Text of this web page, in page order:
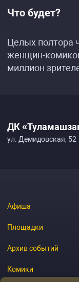
Что будет?
Целых полтора
женщин-
миллион
ДК
ул. Демидовская, 52
Афиша
Площадки
Архив событий
Комики